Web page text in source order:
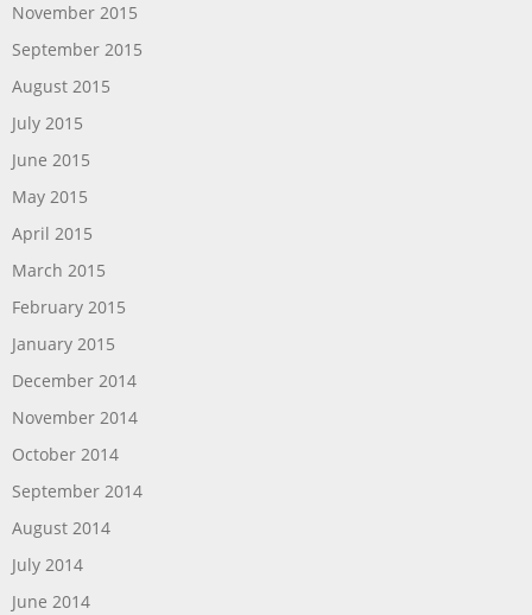
November 2015
September 2015
August 2015
July 2015
June 2015
May 2015
April 2015
March 2015
February 2015
January 2015
December 2014
November 2014
October 2014
September 2014
August 2014
July 2014
June 2014